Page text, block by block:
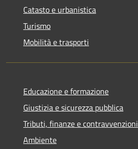
Catasto e urbanistica
Turismo
Mobilità e trasporti
Educazione e formazione
Giustizia e sicurezza pubblica
Tributi, finanze e contravvenzioni
Ambiente